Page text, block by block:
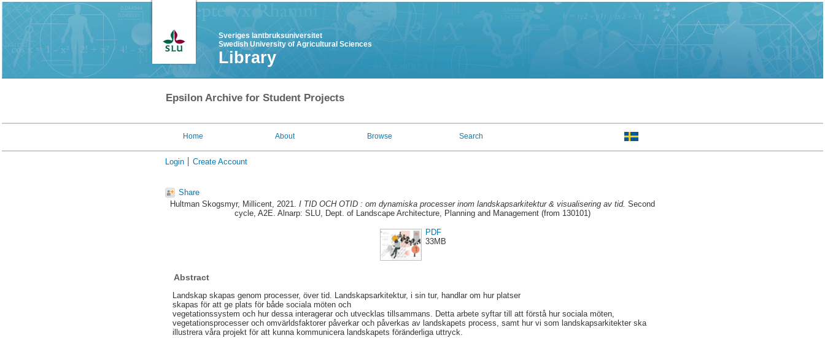
Sveriges lantbruksuniversitet
Swedish University of Agricultural Sciences
Library
Epsilon Archive for Student Projects
Home About Browse Search
Login Create Account
Share
Hultman Skogsmyr, Millicent, 2021. I TID OCH OTID : om dynamiska processer inom landskapsarkitektur & visualisering av tid. Second
cycle, A2E. Alnarp: SLU, Dept. of Landscape Architecture, Planning and Management (from 130101)
PDF
33MB
Abstract
Landskap skapas genom processer, över tid. Landskapsarkitektur, i sin tur, handlar om hur platser
skapas för att ge plats för både sociala möten och
vegetationssystem och hur dessa interagerar och utvecklas tillsammans. Detta arbete syftar till att förstå hur sociala möten,
vegetationsprocesser och omvärldsfaktorer påverkar och påverkas av landskapets process, samt hur vi som landskapsarkitekter ska
illustrera våra projekt för att kunna kommunicera landskapets föränderliga uttryck.